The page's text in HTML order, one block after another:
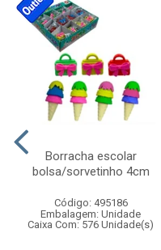
Borracha escolar
bolsa/sorvetinho 4cm
Código: 495186
Embalagem: Unidade
Caixa Com: 576 Unidade(s)